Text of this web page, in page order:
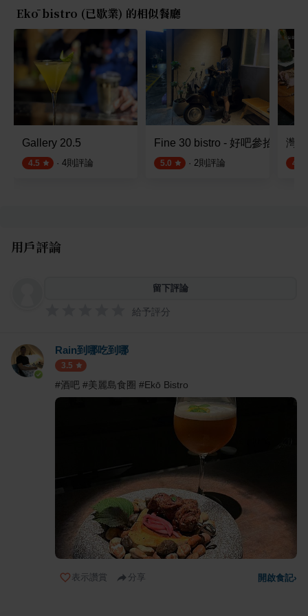
Ekō bistro (已歇業) 的相似餐廳
Gallery 20.5
4.5 · 4則評論
Fine 30 bistro - 好吧參拾餐酒館
5.0 · 2則評論
灣
4.8
用戶評論
留下評論
給予評分
Rain到哪吃到哪
3.5
#酒吧 #美麗島食圈 #Ekō Bistro
表示讚賞 分享 開啟食記›